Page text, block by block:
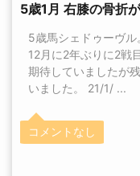
5歳1月 右膝の骨折
5歳馬シェドゥーヴ
12月に2年ぶりに2戦
期待していましたが
いました。 21/1/ ...
コメントなし